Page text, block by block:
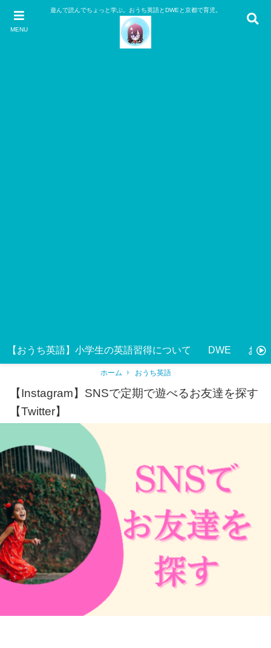
MENU
遊んで読んでちょっと学ぶ。おうち英語とDWEと京都で育児。
【おうち英語】小学生の英語習得について DWE おう
ホーム おうち英語
【Instagram】SNSで定期で遊べるお友達を探す
【Twitter】